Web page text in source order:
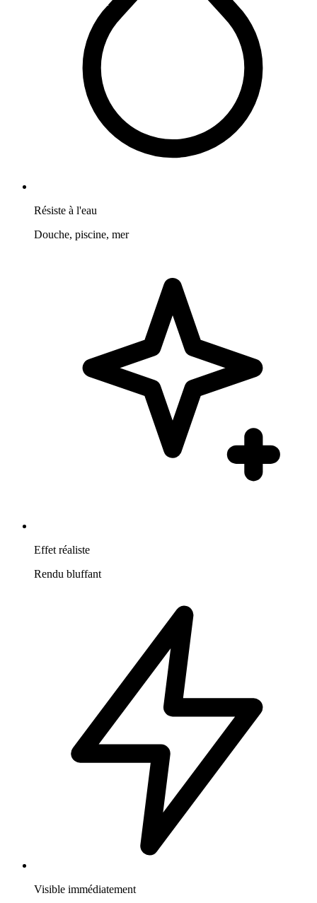
Résiste à l'eau
Douche, piscine, mer
Effet réaliste
Rendu bluffant
Visible immédiatement